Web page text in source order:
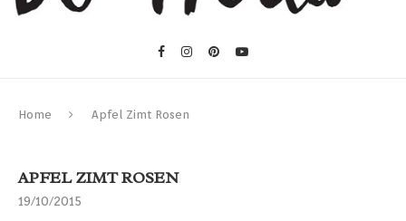
Home Apfel Zimt Rosen
APFEL ZIMT ROSEN
19/10/2015